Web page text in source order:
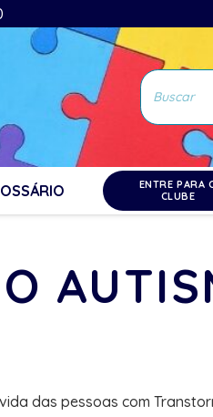
ENTRE PARA
CLUBE
das pessoas com